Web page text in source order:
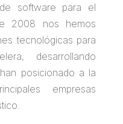
software para el
2008 nos hemos
tecnológicas para
desarrollando
posicionado a la
empresas